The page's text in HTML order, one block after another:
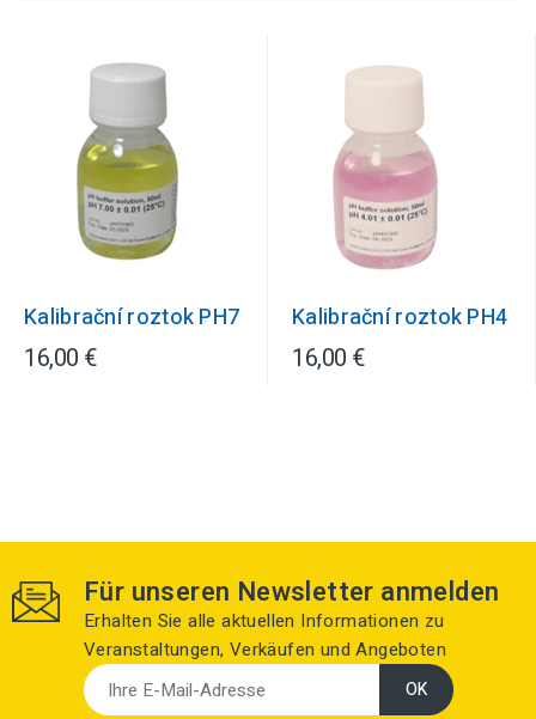
Kalibrační roztok PH7
16,00 €
Kalibrační roztok PH4
16,00 €
Für unseren Newsletter anmelden
Erhalten Sie alle aktuellen Informationen zu
Veranstaltungen, Verkäufen und Angeboten